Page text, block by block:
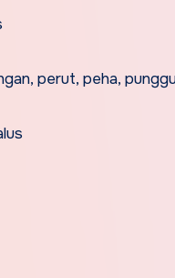
perut, peha,